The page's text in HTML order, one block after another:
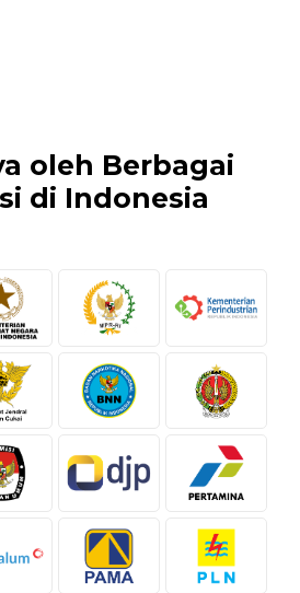
oleh Berbagai
di Indonesia